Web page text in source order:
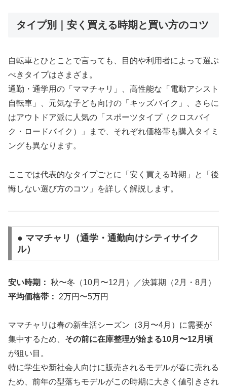
タイプ別｜安く買える時期と買い方のコツ
自転車とひとことで言っても、目的や利用者によって選ぶ
べきタイプはさまざま。
通勤・通学用の「ママチャリ」、高性能な「電動アシスト
自転車」、元気な子ども向けの「キッズバイク」、さらに
はアウトドア派に人気の「スポーツタイプ（クロスバイ
ク・ロードバイク）」まで、それぞれ価格帯も購入タイミ
ングも異なります。
ここでは代表的なタイプごとに「安く買える時期」と「後
悔しない選び方のコツ」を詳しく解説します。
● ママチャリ（通学・通勤向けシティサイク
ル）
安い時期： 秋〜冬（10月〜12月）／決算期（2月・8月）
平均価格帯：
2万円〜5万円
ママチャリは春の新生活シーズン（3月〜4月）に需要が
集中するため、 その前に在庫整理が始まる10月〜12月頃
が狙い目。
特に学生や新社会人向けに販売されるモデルが春に売れる
ため、前年の型落ちモデルがこの時期に大きく値引きされ